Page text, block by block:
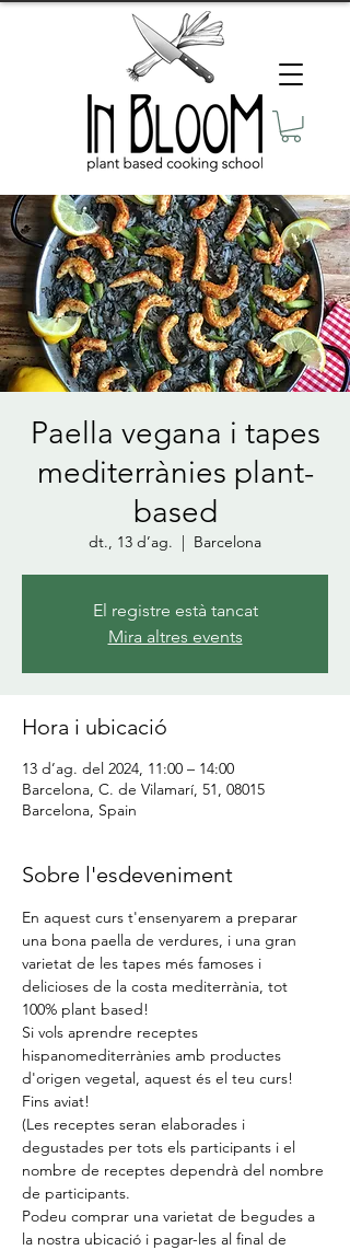
Paella vegana i tapes
mediterrànies plant-
based
dt., 13 d’ag.
  |
Barcelona
El registre està tancat
Mira altres events
Hora i ubicació
13 d’ag. del 2024, 11:00 – 14:00
Barcelona, C. de Vilamarí, 51, 08015
Barcelona, Spain
Sobre l'esdeveniment
En aquest curs t'ensenyarem a preparar
una bona paella de verdures, i una gran
varietat de les tapes més famoses i
delicioses de la costa mediterrània, tot
100% plant based!
Si vols aprendre receptes
hispanomediterrànies amb productes
d'origen vegetal, aquest és el teu curs!
Fins aviat!
(Les receptes seran elaborades i
degustades per tots els participants i el
nombre de receptes dependrà del nombre
de participants.
Podeu comprar una varietat de begudes a
la nostra ubicació i pagar-les al final de